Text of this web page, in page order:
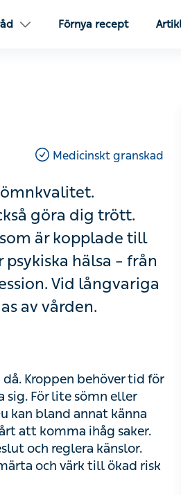
Förnya recept Artiklar
Medicinskt granskad
Övergående
kan trötthet vara
besvär som rör
smärta, utmattning
bör din trötthet
behöver tid för
lite sömn eller
bland annat känna dig
ihåg saker.
reglera känslor.
och värk till ökad risk för